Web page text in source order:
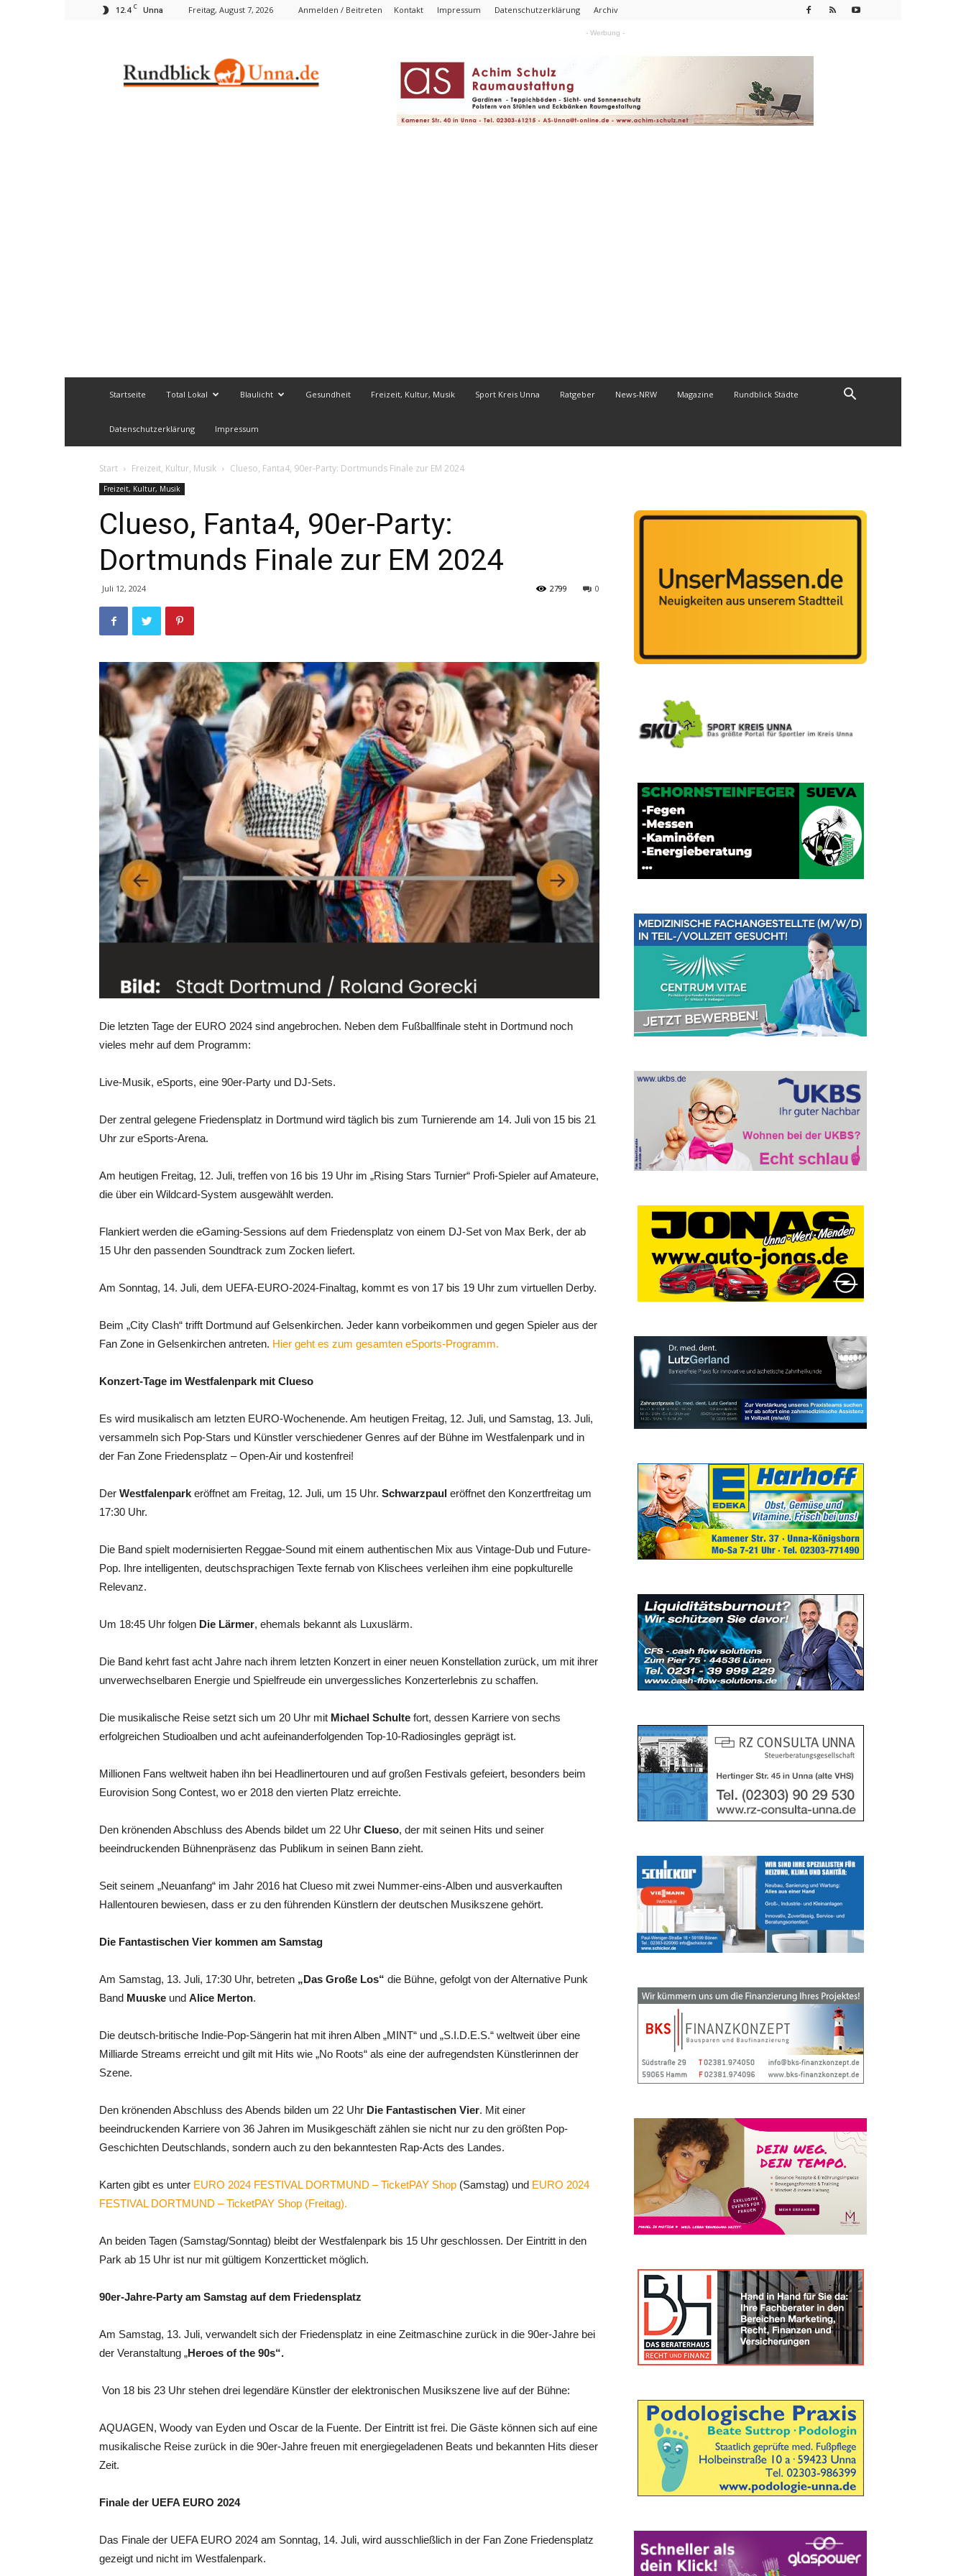
12.4 C Unna Freitag, August 7, 2026 Anmelden / Beitreten Kontakt Impressum Datenschutzerklärung Archiv
- Werbung -
Startseite Total Lokal Blaulicht Gesundheit Freizeit, Kultur, Musik Sport Kreis Unna Ratgeber News-NRW Magazine Rundblick Städte
Datenschutzerklärung Impressum
Start Freizeit, Kultur, Musik Clueso, Fanta4, 90er-Party: Dortmunds Finale zur EM 2024
Freizeit, Kultur, Musik
Clueso, Fanta4, 90er-Party:
Dortmunds Finale zur EM 2024
Juli 12, 2024 0
2799
Die letzten Tage der EURO 2024 sind angebrochen. Neben dem Fußballfinale steht in Dortmund noch
vieles mehr auf dem Programm:
Live-Musik, eSports, eine 90er-Party und DJ-Sets.
Der zentral gelegene Friedensplatz in Dortmund wird täglich bis zum Turnierende am 14. Juli von 15 bis 21
Uhr zur eSports-Arena.
Am heutigen Freitag, 12. Juli, treffen von 16 bis 19 Uhr im „Rising Stars Turnier“ Profi-Spieler auf Amateure,
die über ein Wildcard-System ausgewählt werden.
Flankiert werden die eGaming-Sessions auf dem Friedensplatz von einem DJ-Set von Max Berk, der ab
15 Uhr den passenden Soundtrack zum Zocken liefert.
Am Sonntag, 14. Juli, dem UEFA-EURO-2024-Finaltag, kommt es von 17 bis 19 Uhr zum virtuellen Derby.
Beim „City Clash“ trifft Dortmund auf Gelsenkirchen. Jeder kann vorbeikommen und gegen Spieler aus der
Fan Zone in Gelsenkirchen antreten. Hier geht es zum gesamten eSports-Programm.
Konzert-Tage im Westfalenpark mit Clueso
Es wird musikalisch am letzten EURO-Wochenende. Am heutigen Freitag, 12. Juli, und Samstag, 13. Juli,
versammeln sich Pop-Stars und Künstler verschiedener Genres auf der Bühne im Westfalenpark und in
der Fan Zone Friedensplatz – Open-Air und kostenfrei!
Der Westfalenpark eröffnet am Freitag, 12. Juli, um 15 Uhr. Schwarzpaul eröffnet den Konzertfreitag um
17:30 Uhr.
Die Band spielt modernisierten Reggae-Sound mit einem authentischen Mix aus Vintage-Dub und Future-
Pop. Ihre intelligenten, deutschsprachigen Texte fernab von Klischees verleihen ihm eine popkulturelle
Relevanz.
Um 18:45 Uhr folgen Die Lärmer, ehemals bekannt als Luxuslärm.
Die Band kehrt fast acht Jahre nach ihrem letzten Konzert in einer neuen Konstellation zurück, um mit ihrer
unverwechselbaren Energie und Spielfreude ein unvergessliches Konzerterlebnis zu schaffen.
Die musikalische Reise setzt sich um 20 Uhr mit Michael Schulte fort, dessen Karriere von sechs
erfolgreichen Studioalben und acht aufeinanderfolgenden Top-10-Radiosingles geprägt ist.
Millionen Fans weltweit haben ihn bei Headlinertouren und auf großen Festivals gefeiert, besonders beim
Eurovision Song Contest, wo er 2018 den vierten Platz erreichte.
Den krönenden Abschluss des Abends bildet um 22 Uhr Clueso, der mit seinen Hits und seiner
beeindruckenden Bühnenpräsenz das Publikum in seinen Bann zieht.
Seit seinem „Neuanfang“ im Jahr 2016 hat Clueso mit zwei Nummer-eins-Alben und ausverkauften
Hallentouren bewiesen, dass er zu den führenden Künstlern der deutschen Musikszene gehört.
Die Fantastischen Vier kommen am Samstag
Am Samstag, 13. Juli, 17:30 Uhr, betreten „Das Große Los“ die Bühne, gefolgt von der Alternative Punk
Band Muuske und Alice Merton.
Die deutsch-britische Indie-Pop-Sängerin hat mit ihren Alben „MINT“ und „S.I.D.E.S.“ weltweit über eine
Milliarde Streams erreicht und gilt mit Hits wie „No Roots“ als eine der aufregendsten Künstlerinnen der
Szene.
Den krönenden Abschluss des Abends bilden um 22 Uhr Die Fantastischen Vier. Mit einer
beeindruckenden Karriere von 36 Jahren im Musikgeschäft zählen sie nicht nur zu den größten Pop-
Geschichten Deutschlands, sondern auch zu den bekanntesten Rap-Acts des Landes.
Karten gibt es unter EURO 2024 FESTIVAL DORTMUND – TicketPAY Shop (Samstag) und EURO 2024
FESTIVAL DORTMUND – TicketPAY Shop (Freitag).
An beiden Tagen (Samstag/Sonntag) bleibt der Westfalenpark bis 15 Uhr geschlossen. Der Eintritt in den
Park ab 15 Uhr ist nur mit gültigem Konzertticket möglich.
90er-Jahre-Party am Samstag auf dem Friedensplatz
Am Samstag, 13. Juli, verwandelt sich der Friedensplatz in eine Zeitmaschine zurück in die 90er-Jahre bei
der Veranstaltung „Heroes of the 90s“.
Von 18 bis 23 Uhr stehen drei legendäre Künstler der elektronischen Musikszene live auf der Bühne:
AQUAGEN, Woody van Eyden und Oscar de la Fuente. Der Eintritt ist frei. Die Gäste können sich auf eine
musikalische Reise zurück in die 90er-Jahre freuen mit energiegeladenen Beats und bekannten Hits dieser
Zeit.
Finale der UEFA EURO 2024
Das Finale der UEFA EURO 2024 am Sonntag, 14. Juli, wird ausschließlich in der Fan Zone Friedensplatz
gezeigt und nicht im Westfalenpark.